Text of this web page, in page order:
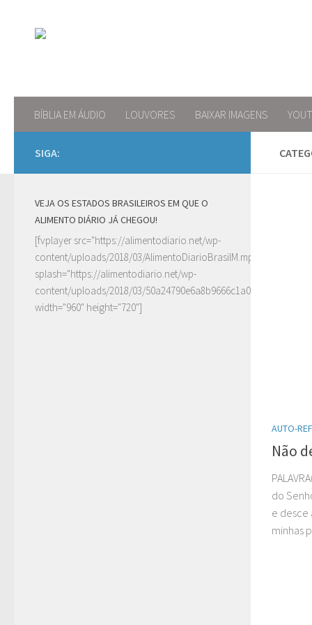
BÍBLIA EM ÁUDIO LOUVORES BAIXAR IMAGENS
AUTO-
Não
do
e desce
minhas
SIGA:
VEJA OS ESTADOS BRASILEIROS EM QUE O
ALIMENTO DIÁRIO JÁ CHEGOU!
[fvplayer src="https://alimentodiario.net/wp-
content/uploads/2018/03/AlimentoDiarioBrasilM.mp4"
splash="https://alimentodiario.net/wp-
content/uploads/2018/03/
width="960" height="720"]